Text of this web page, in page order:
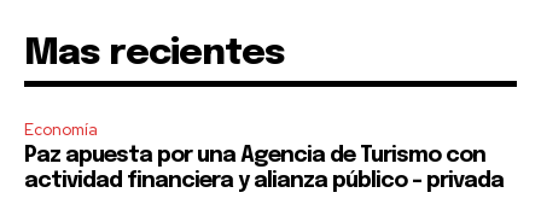
Mas recientes
Economía
Paz apuesta por una Agencia de Turismo con
actividad financiera y alianza público – privada